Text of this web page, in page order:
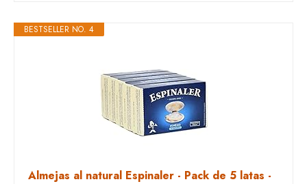
BESTSELLER NO. 4
Almejas al natural Espinaler - Pack de 5 latas -